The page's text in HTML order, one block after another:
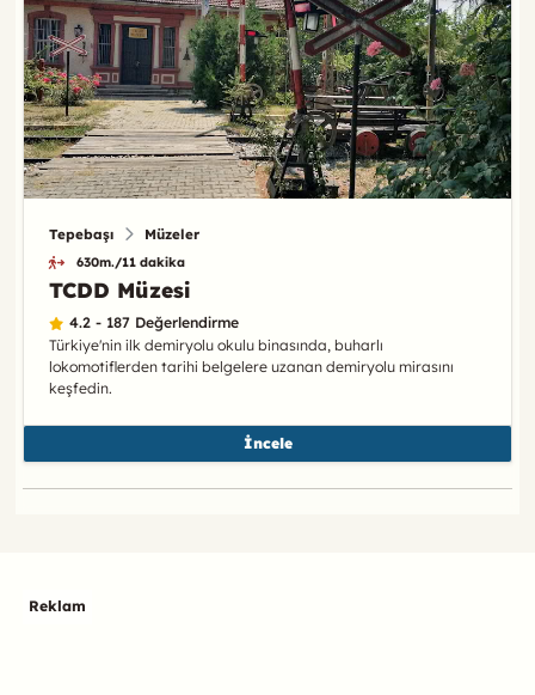
Tepebaşı Müzeler
630m./11 dakika
TCDD Müzesi
4.2 - 187 Değerlendirme
Türkiye'nin ilk demiryolu okulu binasında, buharlı
lokomotiflerden tarihi belgelere uzanan demiryolu mirasını
keşfedin.
İncele
Reklam